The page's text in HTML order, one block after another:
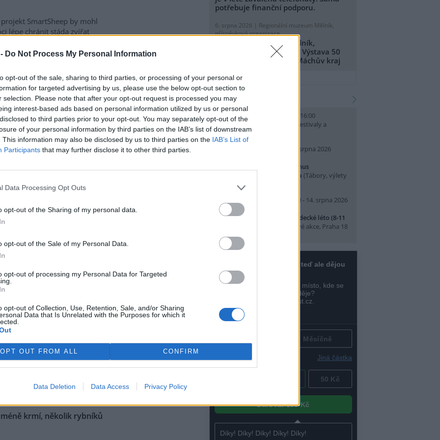
Do Not Process My Personal Information
opt-out of the sale, sharing to third parties, or processing of your personal or
for targeted advertising by us, please use the below opt-out section to
selection. Please note that after your opt-out request is processed you may
interest-based ads based on personal information utilized by us or personal
to third parties prior to your opt-out. You may separately opt-out of the
of your personal information by third parties on the IAB’s list of downstream
This information may also be disclosed by us to third parties on the IAB’s List of
Participants that may further disclose it to other third parties.
Data Processing Opt Outs
opt-out of the Sharing of my personal data.
opt-out of the Sale of my Personal Data.
opt-out of processing my Personal Data for Targeted
opt-out of Collection, Use, Retention, Sale, and/or Sharing
Data that Is Unrelated with the Purposes for which it
OPT OUT FROM ALL CONFIRM
Data Deletion Data Access Privacy Policy
SmartSheep by mohl
lépe chránit stáda zvířat
spolehlivá data o tom,
Výzkum kombinuje
fotopastí, telemetrická data,
genetické analýzy.
účinnost
Fakulta tropického
v Praze.
zařízení je nyní 50
v horkých dnech ochladit u
vodovodů a kanalizací
Od května společnost jejich
rozprašováním vody
vlhkost a omezují
Mrázek.
na Litoměřicku
likvidovat jedovaté
kaly ze Šumperska v
skládky Lukavec na
budou úředníci
podle zákona o vlivu na
ze zveřejněného rozhodnutí
proti záměru mají ústečtí
krmí, několik rybníků
potřebuje finanční podporu.
6. srpna 2026 | Regionální muzeum Mělník,
příspěvková organizace
Regionální muzeum Mělník,
příspěvková organizace: Výstava 50
let CHKO Kokořínsko - Máchův kraj
přidat tiskovou zprávu
kalendář akcí
9. srpna 2026 (neděle) 10:00 - 16:00
(Festivaly a
slavnosti, Praha 7 )
10. srpna 2026 (pondělí) - 14. srpna 2026
Hrajeme si v Pralese - 2. turnus
příměstského letního tábora (Tábory, výlety
a pobytové akce, Praha 19 )
10. srpna 2026 (pondělí) 07:30 - 14. srpna 2026
(pátek) 16:30
Příměstský tábor Přírodovědecké léto (8-11
(Tábory, výlety a pobytové akce, Praha 18